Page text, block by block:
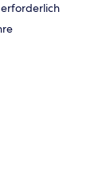
erforderlich